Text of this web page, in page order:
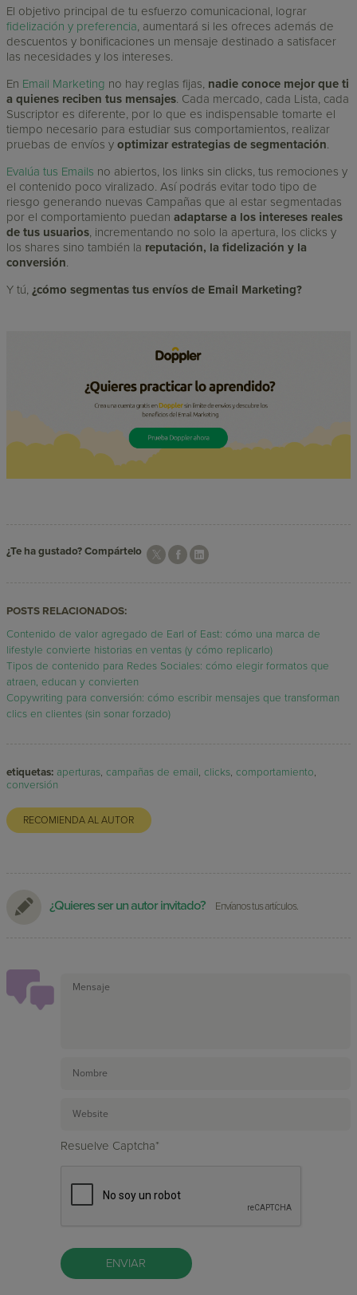
El objetivo principal de tu esfuerzo comunicacional, lograr
fidelización y preferencia, aumentará si les ofreces además de
descuentos y bonificaciones un mensaje destinado a satisfacer
las necesidades y los intereses.
En Email Marketing no hay reglas fijas, nadie conoce mejor que ti
a quienes reciben tus mensajes. Cada mercado, cada Lista, cada
Suscriptor es diferente, por lo que es indispensable tomarte el
tiempo necesario para estudiar sus comportamientos, realizar
pruebas de envíos yoptimizar estrategias de segmentación.
Evalúa tus Emails no abiertos, los links sin clicks, tus remociones y
el contenido poco viralizado. Así podrás evitar todo tipo de
riesgo generando nuevas Campañas que al estar segmentadas
por el comportamiento puedanadaptarse a los intereses reales
de tus usuarios, incrementando no solo la apertura, los clicks y
los shares sino también la reputación, la fidelización y la
conversión.
Y tú,¿cómo segmentas tus envíos de Email Marketing?
¿Te ha gustado? Compártelo
POSTS RELACIONADOS:
Contenido de valor agregado de Earl of East: cómo una marca de
lifestyle convierte historias en ventas (y cómo replicarlo)
Tipos de contenido para Redes Sociales: cómo elegir formatos que
atraen, educan y convierten
Copywriting para conversión: cómo escribir mensajes que transforman
clics en clientes (sin sonar forzado)
etiquetas: aperturas,campañas de email,clicks,comportamiento,
conversión
RECOMIENDA AL AUTOR
¿Quieres ser un autor invitado? Envíanos tus artículos.
Resuelve Captcha*